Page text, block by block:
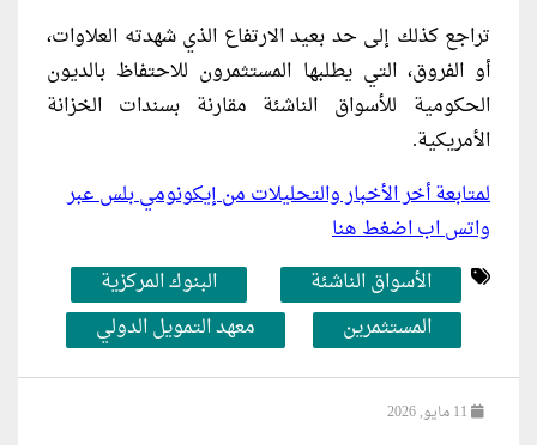
تراجع كذلك إلى حد بعيد الارتفاع الذي شهدته العلاوات،
أو الفروق، التي يطلبها المستثمرون للاحتفاظ بالديون
الحكومية للأسواق الناشئة مقارنة بسندات الخزانة
الأمريكية.
لمتابعة أخر الأخبار والتحليلات من إيكونومي بلس عبر
واتس اب اضغط هنا
الأسواق الناشئة
البنوك المركزية
المستثمرين
معهد التمويل الدولي